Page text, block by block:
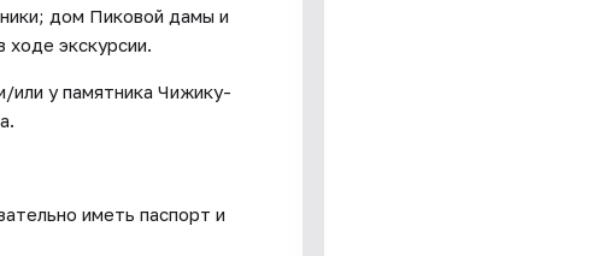
дом Пиковой дамы и
ходе экскурсии.
или у памятника Чижику-
иметь паспорт и